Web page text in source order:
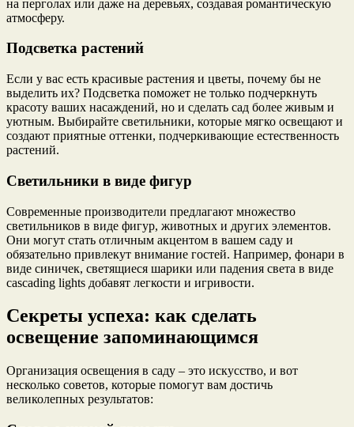
на перголах или даже на деревьях, создавая романтическую
атмосферу.
Подсветка растений
Если у вас есть красивые растения и цветы, почему бы не
выделить их? Подсветка поможет не только подчеркнуть
красоту ваших насаждений, но и сделать сад более живым и
уютным. Выбирайте светильники, которые мягко освещают и
создают приятные оттенки, подчеркивающие естественность
растений.
Светильники в виде фигур
Современные производители предлагают множество
светильников в виде фигур, животных и других элементов.
Они могут стать отличным акцентом в вашем саду и
обязательно привлекут внимание гостей. Например, фонари в
виде синичек, светящиеся шарики или падения света в виде
cascading lights добавят легкости и игривости.
Секреты успеха: как сделать
освещение запоминающимся
Организация освещения в саду – это искусство, и вот
несколько советов, которые помогут вам достичь
великолепных результатов: